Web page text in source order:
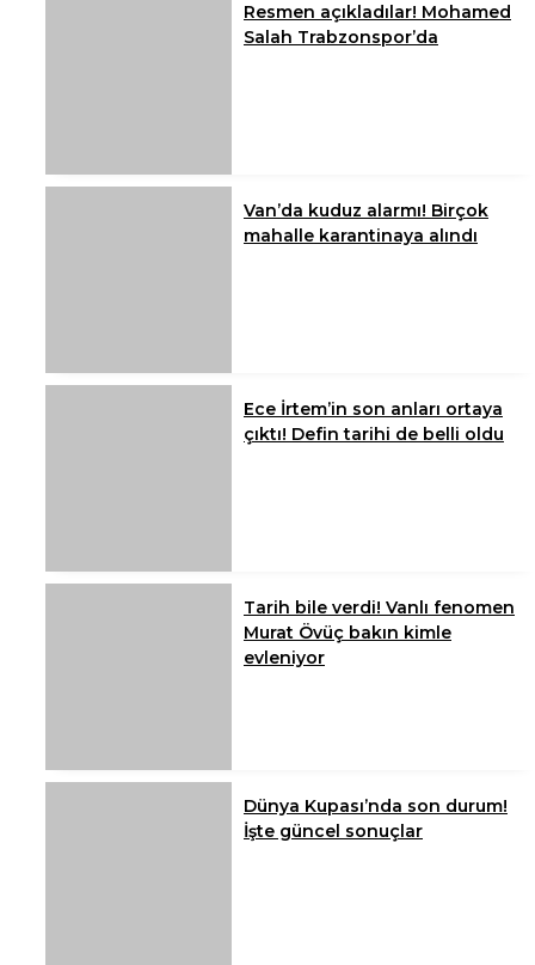
Resmen açıkladılar! Mohamed
Salah Trabzonspor’da
Van’da kuduz alarmı! Birçok
mahalle karantinaya alındı
Ece İrtem’in son anları ortaya
çıktı! Defin tarihi de belli oldu
Tarih bile verdi! Vanlı fenomen
Murat Övüç bakın kimle
evleniyor
Dünya Kupası’nda son durum!
İşte güncel sonuçlar